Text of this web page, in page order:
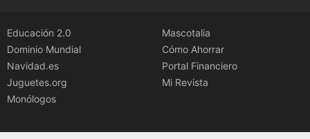
Educación 2.0
Dominio Mundial
Navidad.es
Juguetes.org
Monólogos
Mascotalia
Cómo Ahorrar
Portal Financiero
Mi Revista